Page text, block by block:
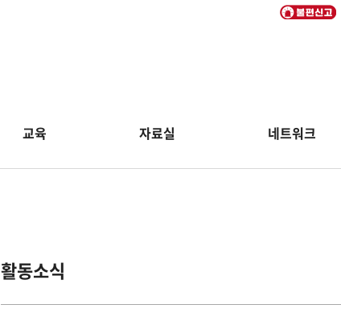
교육 자료실 네트워크
활동소식